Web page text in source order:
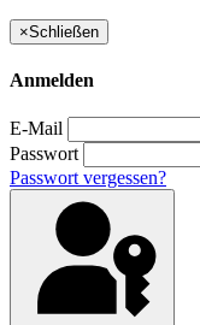
×Schließen
Anmelden
E-Mail
Passwort
Passwort vergessen?